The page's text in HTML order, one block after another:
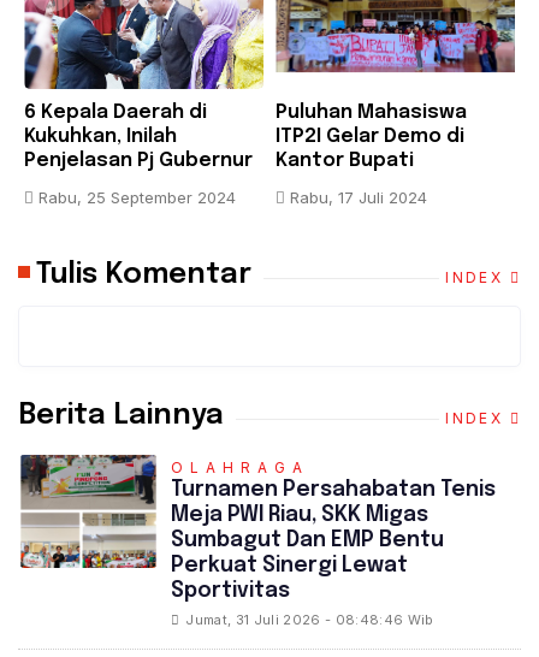
6 Kepala Daerah di
Kukuhkan, Inilah
Penjelasan Pj Gubernur
Rabu, 25 September 2024
Puluhan Mahasiswa
ITP2I Gelar Demo di
Kantor Bupati
Pembangunan Kampus
Rabu, 17 Juli 2024
Tulis Komentar INDEX
Berita Lainnya INDEX
OLAHRAGA
Turnamen Persahabatan Tenis
Meja PWI Riau, SKK Migas
Sumbagut Dan EMP Bentu
Perkuat Sinergi Lewat
Sportivitas
Jumat, 31 Juli 2026 - 08:48:46 Wib